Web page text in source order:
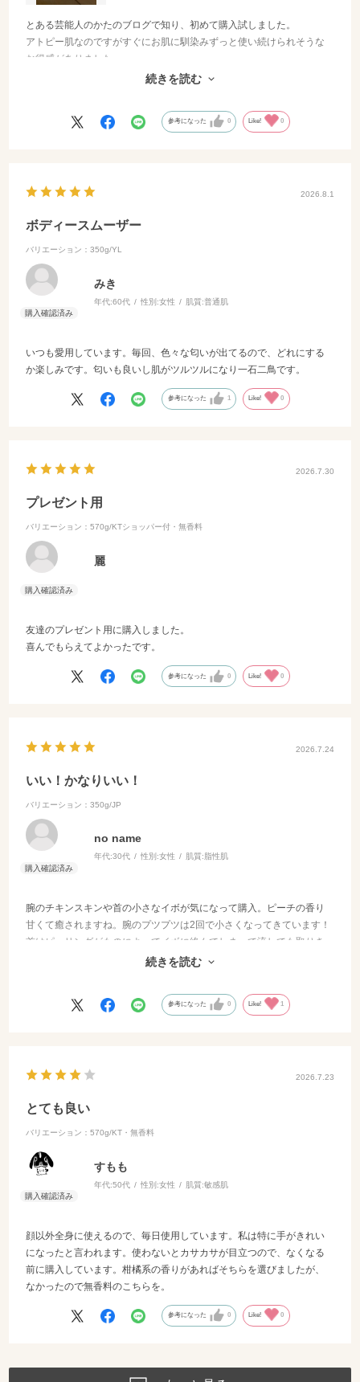
とある芸能人のかたのブログで知り、初めて購入試しました。
アトピー肌なのですがすぐにお肌に馴染みずっと使い続けられそうな
お得感がありました。
このような丁寧な商品に出会えて嬉しい限りです、またよろしくお願
続きを読む
参考になった 0 Like! 0
2026.8.1
ボディースムーザー
バリエーション：350g/YL
みき
年代:60代 性別:女性 肌質:普通肌
いつも愛用しています。毎回、色々な匂いが出てるので、どれにする
か楽しみです。匂いも良いし肌がツルツルになり一石二鳥です。
参考になった 1 Like! 0
2026.7.30
プレゼント用
バリエーション：570g/KTショッパー付・無香料
麗
友達のプレゼント用に購入しました。
喜んでもらえてよかったです。
参考になった 0 Like! 0
2026.7.24
いい！かなりいい！
バリエーション：350g/JP
no name
年代:30代 性別:女性 肌質: 脂性肌
腕のチキンスキンや首の小さなイボが気になって購入。ピーチの香り
甘くて癒されますね。腕のプツプツは2回で小さくなってきています！
首はピーリングがものによってイボに絡んでしまって流しても取りき
れなくて嫌だったけど、これは綺麗に流れてスベスベになる感じで嬉
続きを読む
参考になった 0 Like! 1
2026.7.23
とても良い
バリエーション：570g/KT・無香料
すもも
年代:50代 性別:女性 肌質:敏感肌
顔以外全身に使えるので、毎日使用しています。私は特に手がきれい
になったと言われます。使わないとカサカサが目立つので、なくなる
前に購入しています。柑橘系の香りがあればそちらを選びましたが、
なかったので無香料のこちらを。
参考になった 0 Like! 0